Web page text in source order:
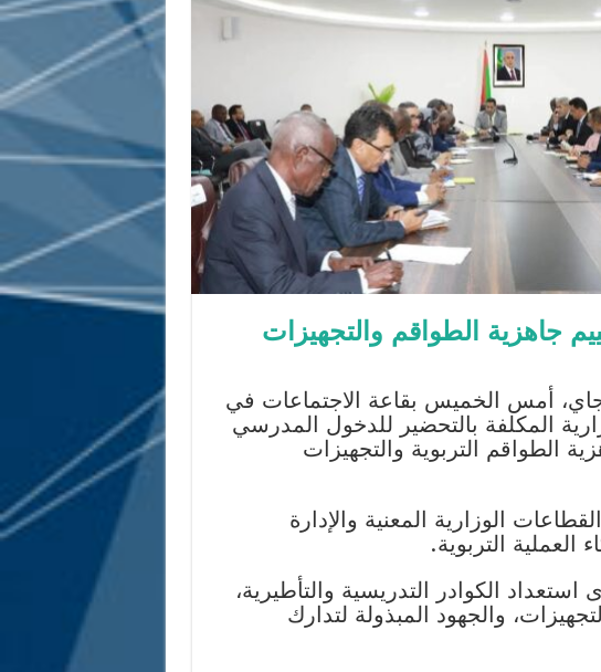
جاهزية الطواقم والتجهيزات
أمس الخميس بقاعة الاجتماعات في
المكلفة بالتحضير للدخول المدرسي
جاهزية الطواقم التربوية والتجهيزات
الوزارية المعنية والإدارة
العملية التربوية.
الكوادر التدريسية والتأطيرية،
والجهود المبذولة لتدارك